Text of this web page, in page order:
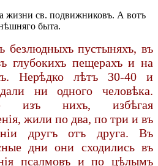
жизни св. подвижниковъ. А вотъ
быта.
пустыняхъ, въ
глубокихъ пещерахъ и на
Нерѣдко лѣтъ 30-40 и
ни одного человѣка.
изъ нихъ, избѣгая
жили по два, по три и въ
другъ отъ друга. Въ
дни они сходились въ
псалмовъ и по цѣлымъ